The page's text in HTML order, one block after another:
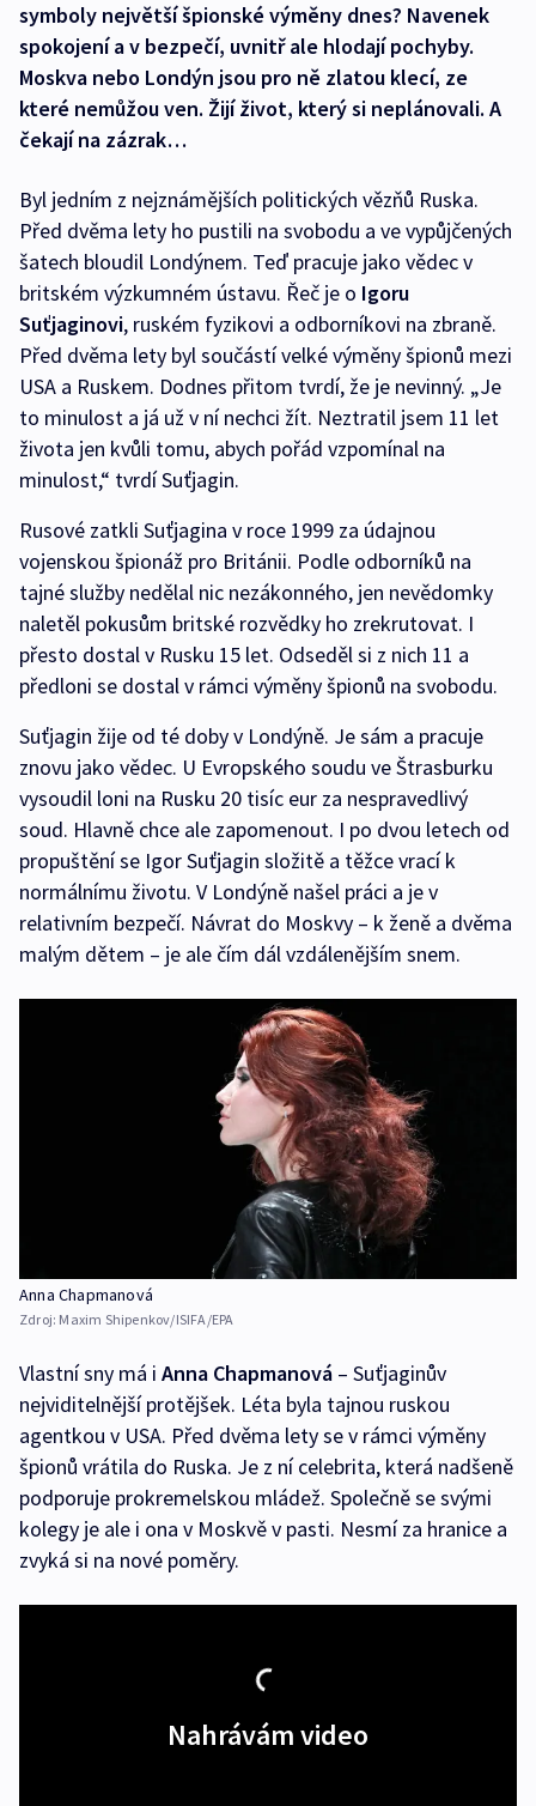
symboly největší špionské výměny dnes? Navenek
spokojení a v bezpečí, uvnitř ale hlodají pochyby.
Moskva nebo Londýn jsou pro ně zlatou klecí, ze
které nemůžou ven. Žijí život, který si neplánovali. A
čekají na zázrak…
Byl jedním z nejznámějších politických vězňů Ruska.
Před dvěma lety ho pustili na svobodu a ve vypůjčených
šatech bloudil Londýnem. Teď pracuje jako vědec v
britském výzkumném ústavu. Řeč je o Igoru
Suťjaginovi, ruském fyzikovi a odborníkovi na zbraně.
Před dvěma lety byl součástí velké výměny špionů mezi
USA a Ruskem. Dodnes přitom tvrdí, že je nevinný. „Je
to minulost a já už v ní nechci žít. Neztratil jsem 11 let
života jen kvůli tomu, abych pořád vzpomínal na
minulost,“ tvrdí Suťjagin.
Rusové zatkli Suťjagina v roce 1999 za údajnou
vojenskou špionáž pro Británii. Podle odborníků na
tajné služby nedělal nic nezákonného, jen nevědomky
naletěl pokusům britské rozvědky ho zrekrutovat. I
přesto dostal v Rusku 15 let. Odseděl si z nich 11 a
předloni se dostal v rámci výměny špionů na svobodu.
Suťjagin žije od té doby v Londýně. Je sám a pracuje
znovu jako vědec. U Evropského soudu ve Štrasburku
vysoudil loni na Rusku 20 tisíc eur za nespravedlivý
soud. Hlavně chce ale zapomenout. I po dvou letech od
propuštění se Igor Suťjagin složitě a těžce vrací k
normálnímu životu. V Londýně našel práci a je v
relativním bezpečí. Návrat do Moskvy – k ženě a dvěma
malým dětem – je ale čím dál vzdálenějším snem.
Anna Chapmanová
Zdroj: Maxim Shipenkov/ISIFA/EPA
Vlastní sny má i Anna Chapmanová – Suťjaginův
nejviditelnější protějšek. Léta byla tajnou ruskou
agentkou v USA. Před dvěma lety se v rámci výměny
špionů vrátila do Ruska. Je z ní celebrita, která nadšeně
podporuje prokremelskou mládež. Společně se svými
kolegy je ale i ona v Moskvě v pasti. Nesmí za hranice a
zvyká si na nové poměry.
Nahrávám video